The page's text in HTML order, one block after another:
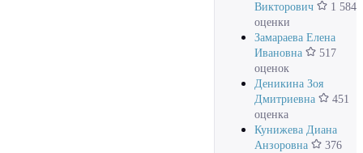
Викторович
1 584
оценки
Замараева Елена
Ивановна
517
оценок
Деникина Зоя
Дмитриевна
451
оценка
Кунижева Диана
Анзоровна
376